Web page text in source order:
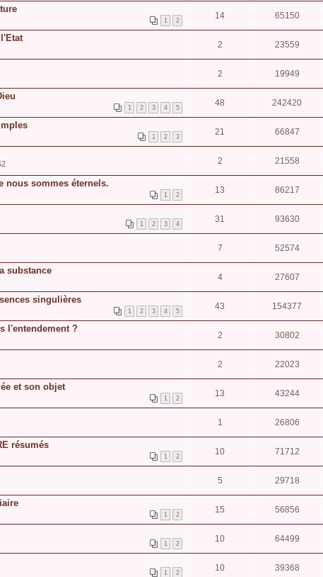
1 2 14 65150
2 23559
2 19949
1 2 3 4 5 48 242420
1 2 3 21 66847
2 21558
nous sommes éternels.
1 2 13 86217
1 2 3 4 31 93630
7 52574
substance
4 27607
singulières
1 2 3 4 5 43 154377
l'entendement ?
2 30802
2 22023
et son objet
1 2 13 43244
1 26806
résumés
1 2 10 71712
5 29718
1 2 15 56856
1 2 10 64499
1 2 10 39368